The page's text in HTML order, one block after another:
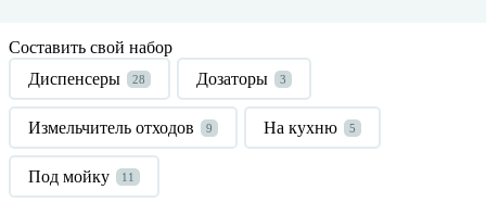
Составить свой набор
Диспенсеры
28 Дозаторы 3
Измельчитель отходов 9 На кухню 5
Под мойку 11